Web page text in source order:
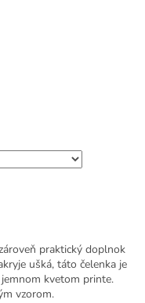
praktický doplnok
ušká, táto čelenka je
kvetom printe.
vzorom.